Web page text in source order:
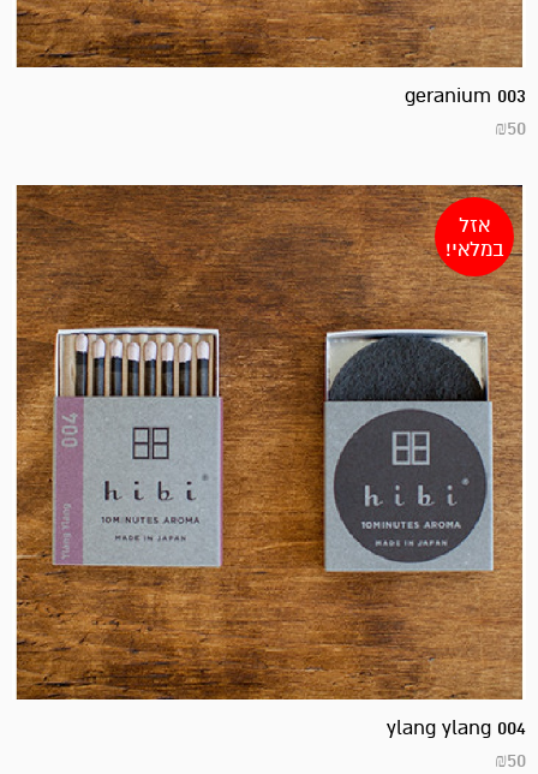
geranium 003
₪50
אזל
במלאי!
ylang ylang 004
₪50